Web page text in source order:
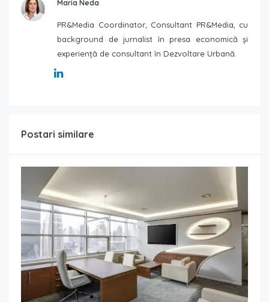
Maria Neda
PR&Media Coordinator, Consultant PR&Media, cu
background de jurnalist în presa economică și
experiență de consultant în Dezvoltare Urbană.
Postari similare